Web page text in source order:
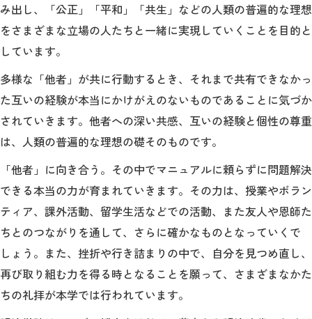
明治学院大学について
教育
研究
学生生活
留学・国際交流
キャリア
ボランティア
生涯学習・社会連携
み出し、「公正」「平和」「共生」などの人類の普遍的な理想
をさまざまな立場の人たちと一緒に実現していくことを目的と
しています。
多様な「他者」が共に行動するとき、それまで共有できなかっ
た互いの経験が本当にかけがえのないものであることに気づか
されていきます。他者への深い共感、互いの経験と個性の尊重
は、人類の普遍的な理想の礎そのものです。
「他者」に向き合う。その中でマニュアルに頼らずに問題解決
できる本当の力が育まれていきます。その力は、授業やボラン
ティア、課外活動、留学生活などでの活動、また友人や恩師た
ちとのつながりを通して、さらに確かなものとなっていくで
しょう。また、挫折や行き詰まりの中で、自分を見つめ直し、
再び取り組む力を得る時となることを願って、さまざまなかた
ちの礼拝が本学では行われています。